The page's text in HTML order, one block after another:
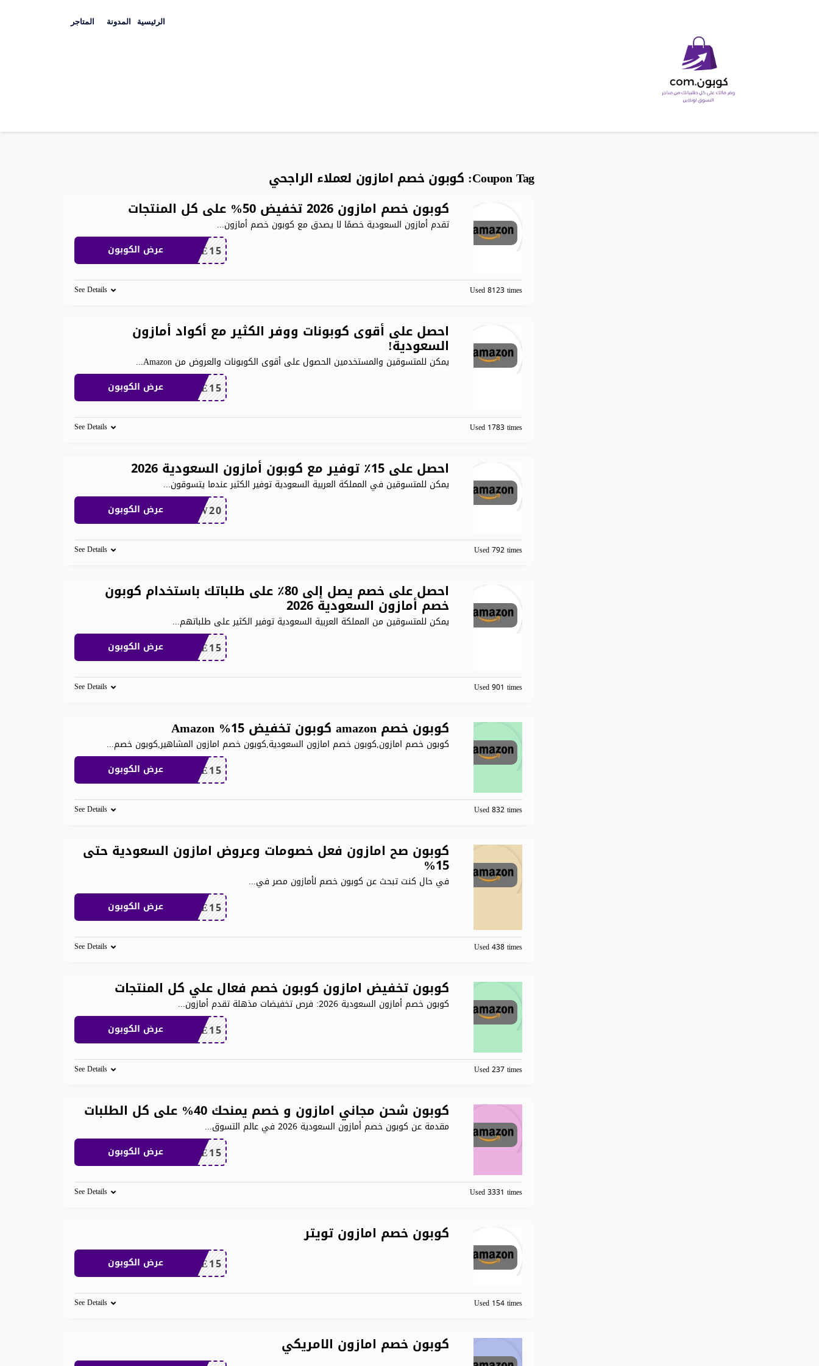
الرئيسية المدونة المتاجر
Coupon Tag: كوبون خصم امازون لعملاء الراجحي
كوبون خصم امازون 2026 تخفيض 50% على كل المنتجات
تقدم أمازون السعودية خصمًا لا يصدق مع كوبون خصم أمازون...
SAVE15 عرض الكوبون
Used 8123 times
See Details
احصل على أقوى كوبونات ووفر الكثير مع أكواد أمازون
السعودية!
يمكن للمتسوقين والمستخدمين الحصول على أقوى الكوبونات والعروض من Amazon ...
SAVE15 عرض الكوبون
Used 1783 times
See Details
احصل على 15٪ توفير مع كوبون أمازون السعودية 2026
يمكن للمتسوقين في المملكة العربية السعودية توفير الكثير عندما يتسوقون...
NEW20 عرض الكوبون
Used 792 times
See Details
احصل على خصم يصل إلى 80٪ على طلباتك باستخدام كوبون
خصم أمازون السعودية 2026
يمكن للمتسوقين من المملكة العربية السعودية توفير الكثير على طلباتهم...
SAVE15 عرض الكوبون
Used 901 times
See Details
كوبون خصم amazon كوبون تخفيض 15% Amazon
كوبون خصم امازون,كوبون خصم امازون السعودية,كوبون خصم امازون المشاهير,كوبون خصم...
SAVE15 عرض الكوبون
Used 832 times
See Details
كوبون صح امازون فعل خصومات وعروض امازون السعودية حتى
15%
في حال كنت تبحث عن كوبون خصم لأمازون مصر في...
SAVE15 عرض الكوبون
Used 438 times
See Details
كوبون تخفيض امازون كوبون خصم فعال علي كل المنتجات
كوبون خصم أمازون السعودية 2026: فرص تخفيضات مذهلة تقدم أمازون ...
SAVE15 عرض الكوبون
Used 237 times
See Details
كوبون شحن مجاني امازون و خصم يمنحك 40% على كل الطلبات
مقدمة عن كوبون خصم أمازون السعودية 2026 في عالم التسوق ...
SAVE15 عرض الكوبون
Used 3331 times
See Details
كوبون خصم امازون تويتر
SAVE15 عرض الكوبون
Used 154 times
See Details
كوبون خصم امازون الامريكي